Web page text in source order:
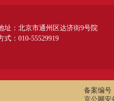
址：北京市通州区达济街9号院
式：010-55529919
备案编号
京公网安